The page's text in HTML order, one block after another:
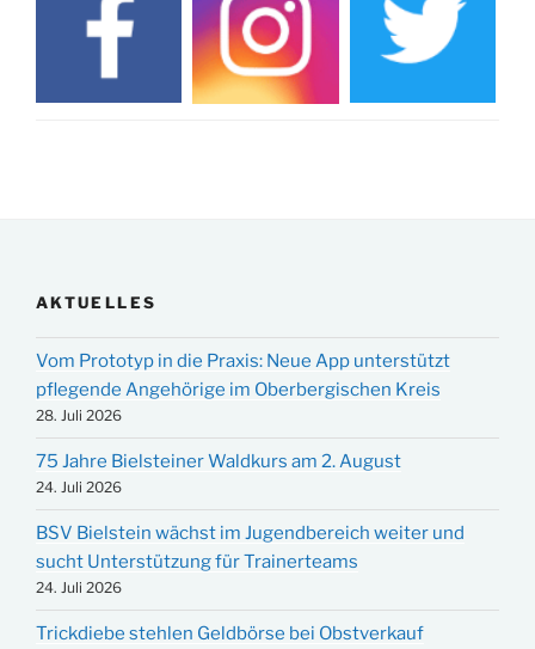
AKTUELLES
Vom Prototyp in die Praxis: Neue App unterstützt
pflegende Angehörige im Oberbergischen Kreis
28. Juli 2026
75 Jahre Bielsteiner Waldkurs am 2. August
24. Juli 2026
BSV Bielstein wächst im Jugendbereich weiter und
sucht Unterstützung für Trainerteams
24. Juli 2026
Trickdiebe stehlen Geldbörse bei Obstverkauf